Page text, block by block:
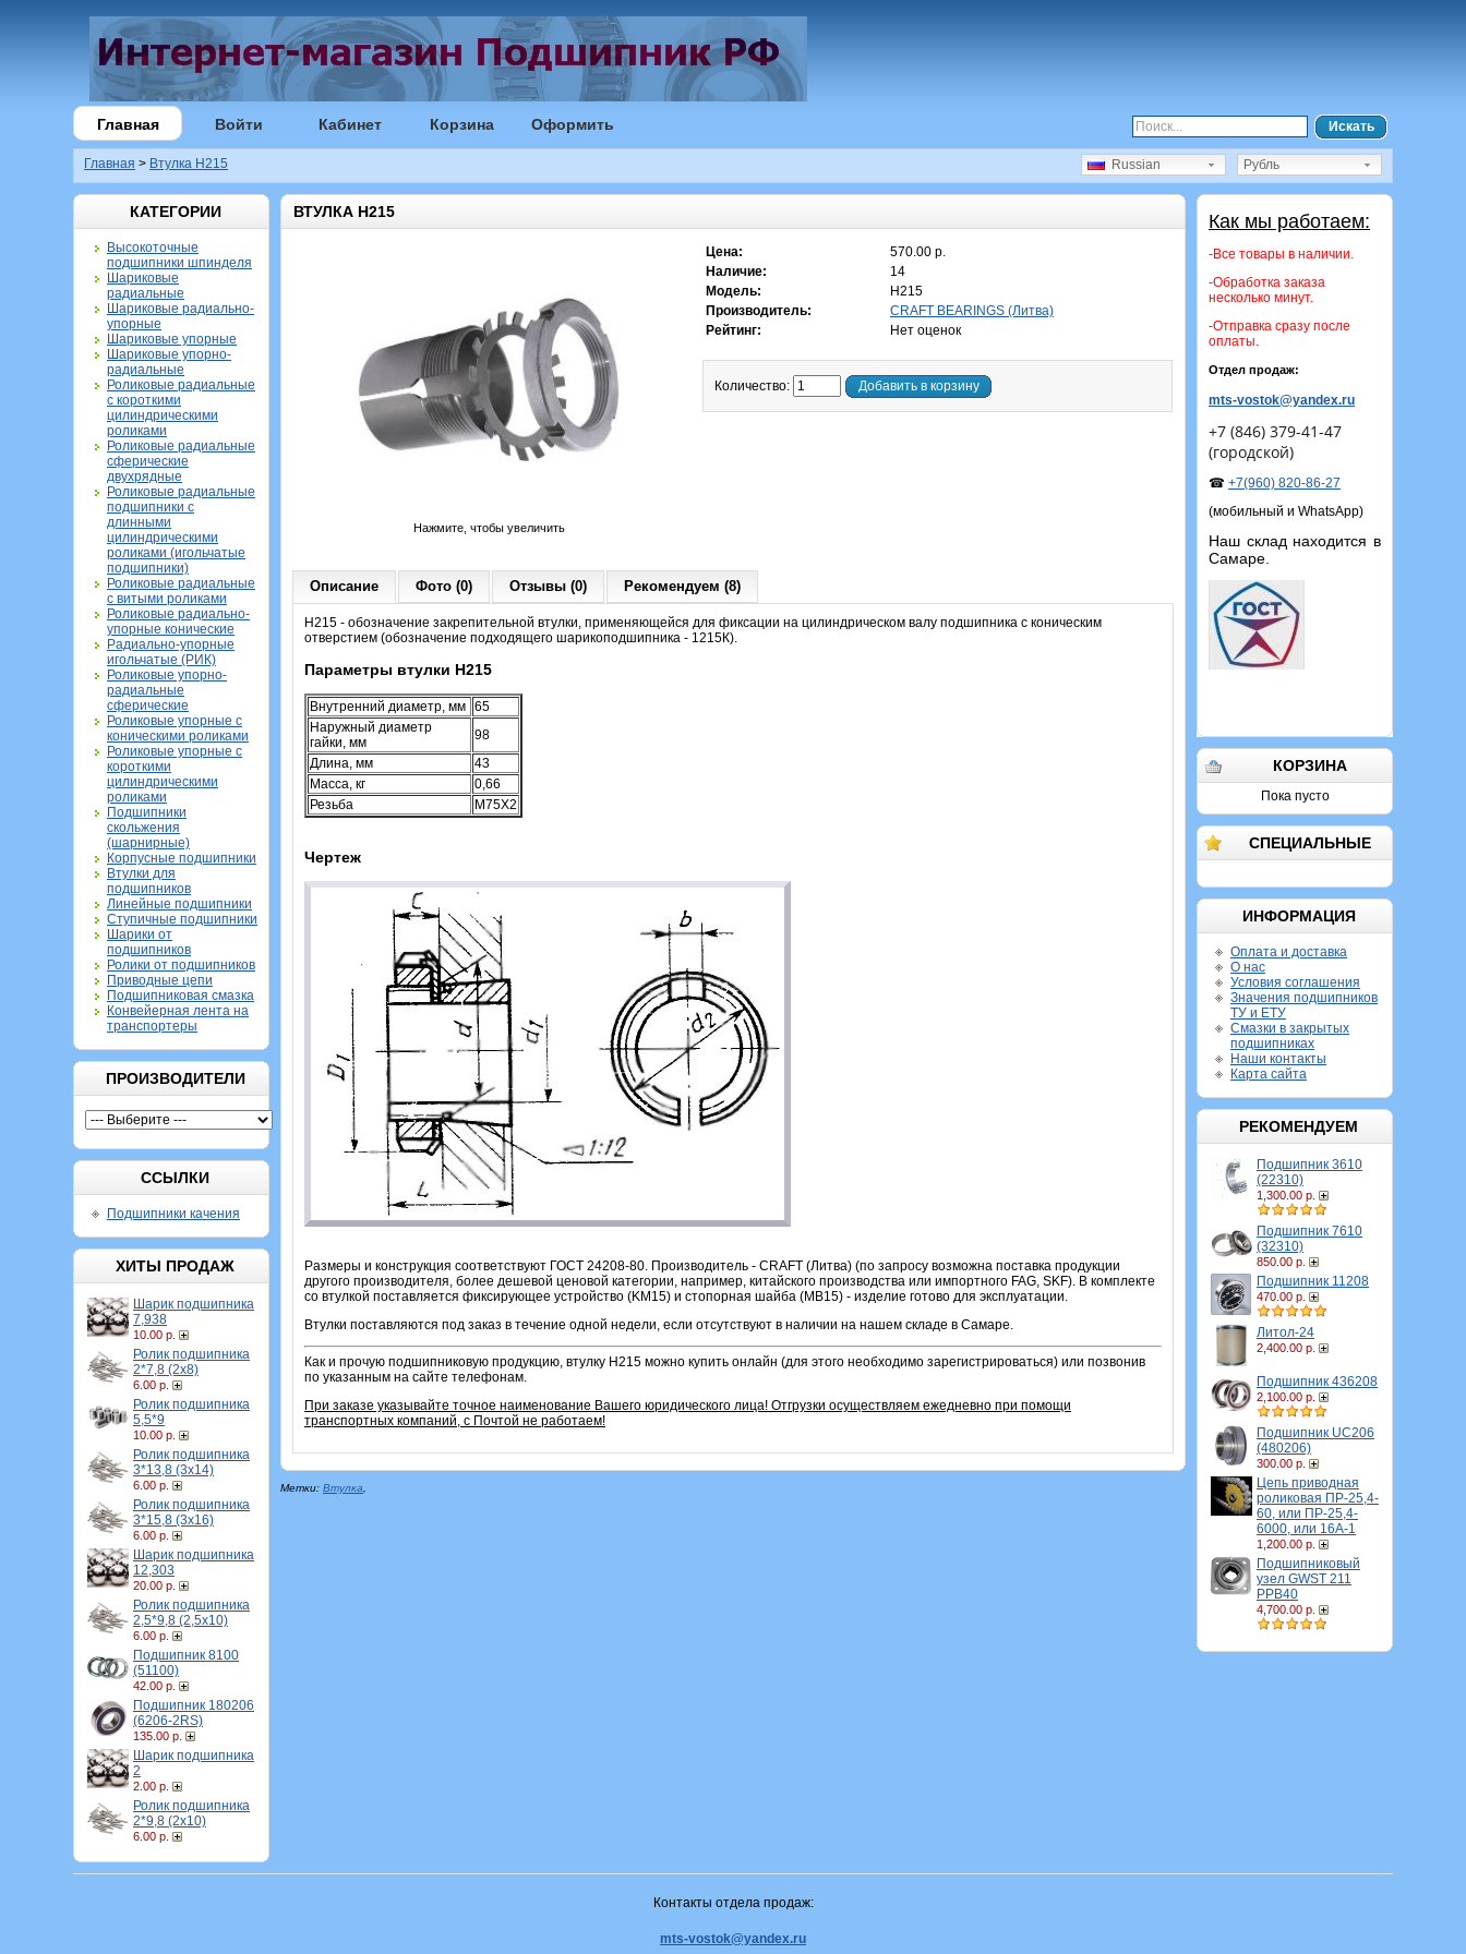
Главная Войти Кабинет Корзина Оформить Искать
Главная > Втулка H215 Рубль
Russian
КАТЕГОРИИ
Высокоточные
подшипники шпинделя
Шариковые
радиальные
Шариковые радиально-
упорные
Шариковые упорные
Шариковые упорно-
радиальные
Роликовые радиальные
с короткими
цилиндрическими
роликами
Роликовые радиальные
сферические
двухрядные
Роликовые радиальные
подшипники с
длинными
цилиндрическими
роликами (игольчатые
подшипники)
Роликовые радиальные
с витыми роликами
Роликовые радиально-
упорные конические
Радиально-упорные
игольчатые (РИК)
Роликовые упорно-
радиальные
сферические
Роликовые упорные с
коническими роликами
Роликовые упорные с
короткими
цилиндрическими
роликами
Подшипники
скольжения
(шарнирные)
Корпусные подшипники
Втулки для
подшипников
Линейные подшипники
Ступичные подшипники
Шарики от
подшипников
Ролики от подшипников
Приводные цепи
Подшипниковая смазка
Конвейерная лента на
транспортеры
ПРОИЗВОДИТЕЛИ
ССЫЛКИ
Подшипники качения
ХИТЫ ПРОДАЖ
Шарик подшипника
7,938
10.00 р.
Ролик подшипника
2*7,8 (2х8)
6.00 р.
Ролик подшипника
5,5*9
10.00 р.
Ролик подшипника
3*13,8 (3х14)
6.00 р.
Ролик подшипника
3*15,8 (3х16)
6.00 р.
Шарик подшипника
12,303
20.00 р.
Ролик подшипника
2,5*9,8 (2,5х10)
6.00 р.
Подшипник 8100
(51100)
42.00 р.
Подшипник 180206
(6206-2RS)
135.00 р.
Шарик подшипника
2
2.00 р.
Ролик подшипника
2*9,8 (2х10)
6.00 р.
Как мы работаем:
-Все товары в наличии.
-Обработка заказа
несколько минут.
-Отправка сразу после
оплаты.
Отдел продаж:
mts-vostok@yandex.ru
+7 (846) 379-41-47
(городской)
☎ +7(960) 820-86-27
(мобильный и WhatsApp)
Наш склад находится в
Самаре.
КОРЗИНА
Пока пусто
СПЕЦИАЛЬНЫЕ
ИНФОРМАЦИЯ
Оплата и доставка
О нас
Условия соглашения
Значения подшипников
ТУ и ЕТУ
Смазки в закрытых
подшипниках
Наши контакты
Карта сайта
РЕКОМЕНДУЕМ
Подшипник 3610
(22310)
1,300.00 р.
Подшипник 7610
(32310)
850.00 р.
Подшипник 11208
470.00 р.
Литол-24
2,400.00 р.
Подшипник 436208
2,100.00 р.
Подшипник UC206
(480206)
300.00 р.
Цепь приводная
роликовая ПР-25,4-
60, или ПР-25,4-
6000, или 16A-1
1,200.00 р.
Подшипниковый
узел GWST 211
PPB40
4,700.00 р.
ВТУЛКА H215
Нажмите, чтобы увеличить
Цена:
570.00 р.
Наличие:
14
Модель:
H215
Производитель:
CRAFT BEARINGS (Литва)
Рейтинг:
Нет оценок
Количество: Добавить в корзину
Описание Фото (0) Отзывы (0) Рекомендуем (8)
H215 - обозначение закрепительной втулки, применяющейся для фиксации на цилиндрическом валу подшипника с коническим
отверстием (обозначение подходящего шарикоподшипника - 1215К).
Параметры втулки H215
Внутренний диаметр, мм 65
Наружный диаметр
гайки, мм
98
Длина, мм
43
Масса, кг
0,66
Резьба
M75X2
Чертеж
Размеры и конструкция соответствуют ГОСТ 24208-80. Производитель - CRAFT (Литва) (по запросу возможна поставка продукции
другого производителя, более дешевой ценовой категории, например, китайского производства или импортного FAG, SKF). В комплекте
со втулкой поставляется фиксирующее устройство (KM15) и стопорная шайба (MB15) - изделие готово для эксплуатации.
Втулки поставляются под заказ в течение одной недели, если отсутствуют в наличии на нашем складе в Самаре.
Как и прочую подшипниковую продукцию, втулку H215 можно купить онлайн (для этого необходимо зарегистрироваться) или позвонив
по указанным на сайте телефонам.
При заказе указывайте точное наименование Вашего юридического лица! Отгрузки осуществляем ежедневно при помощи
транспортных компаний, с Почтой не работаем!
Метки: Втулка
Контакты отдела продаж:
mts-vostok@yandex.ru